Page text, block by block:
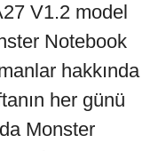
V1.2 model
Notebook
hakkında
her günü
Monster